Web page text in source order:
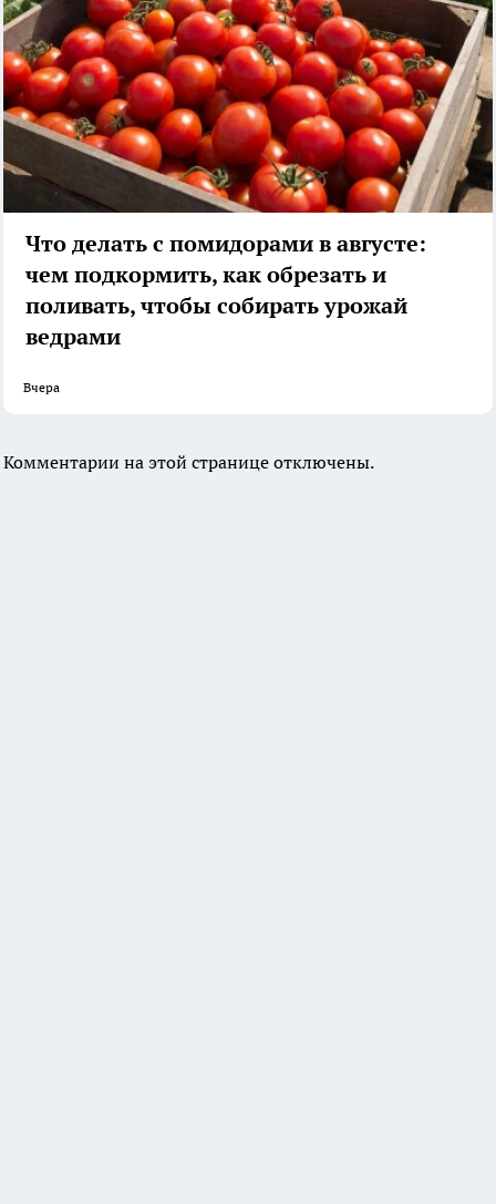
Что делать с помидорами в августе:
чем подкормить, как обрезать и
поливать, чтобы собирать урожай
ведрами
Вчера
Комментарии на этой странице отключены.